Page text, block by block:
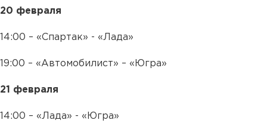
20 февраля
14:00 – «Спартак» - «Лада»
19:00 – «Автомобилист» – «Югра»
21 февраля
14:00 – «Лада» - «Югра»